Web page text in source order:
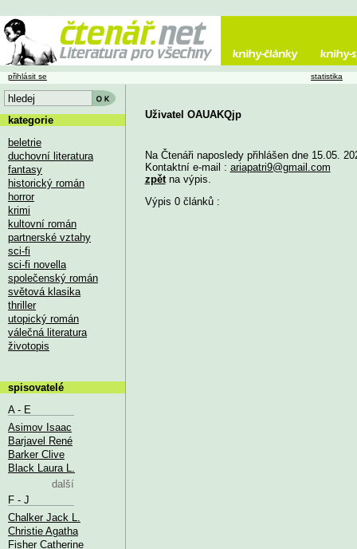
Uživatel OAUAKQjp
Na Čtenáři naposledy přihlášen dne 15.05.
Kontaktní e-mail : ariapatri9@gmail.com
zpětna výpis.
Výpis 0 článků :
přihlásit se statistika
kategorie
beletrie
duchovní literatura
fantasy
historický román
horror
krimi
kultovní román
partnerské vztahy
sci-fi
sci-fi novella
společenský román
světová klasika
thriller
utopický román
válečná literatura
životopis
spisovatelé
A - E
Asimov Isaac
Barjavel René
Barker Clive
Black Laura L.
další
F - J
Chalker Jack L.
Christie Agatha
Fisher Catherine